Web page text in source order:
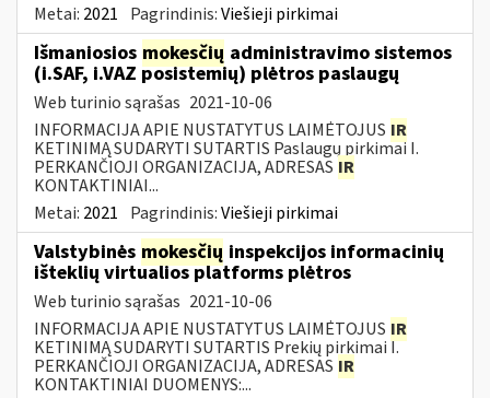
Metai: 2021 Pagrindinis:Viešieji pirkimai
Išmaniosios mokesčių administravimo sistemos
(i.SAF, i.VAZ posistemių) plėtros paslaugų
Web turinio sąrašas 2021-10-06
INFORMACIJA APIE NUSTATYTUS LAIMĖTOJUS IR
KETINIMĄ SUDARYTI SUTARTIS Paslaugų pirkimai I.
PERKANČIOJI ORGANIZACIJA, ADRESAS IR
KONTAKTINIAI...
Metai: 2021 Pagrindinis:Viešieji pirkimai
Valstybinės mokesčių inspekcijos informacinių
išteklių virtualios platforms plėtros
Web turinio sąrašas 2021-10-06
INFORMACIJA APIE NUSTATYTUS LAIMĖTOJUS IR
KETINIMĄ SUDARYTI SUTARTIS Prekių pirkimai I.
PERKANČIOJI ORGANIZACIJA, ADRESAS IR
KONTAKTINIAI DUOMENYS:...